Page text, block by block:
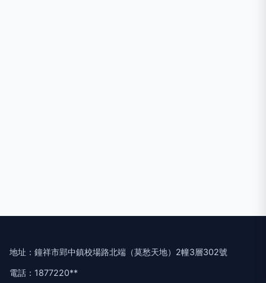
地址：鐘祥市郢中鎮校場路北端（莫愁天地）2幢3層302號
電話：1877220**